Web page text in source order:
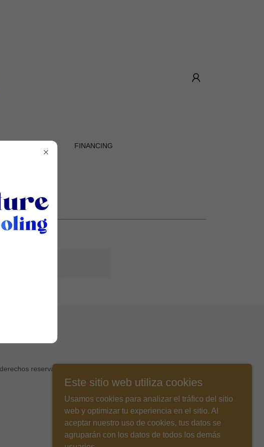
FINANCING
reservados.
Este sitio web utiliza cookies
Usamos cookies para analizar el tráfico del sitio
web y optimizar tu experiencia en el sitio. Al
aceptar nuestro uso de cookies, tus datos se
agruparán con los datos de todos los demás